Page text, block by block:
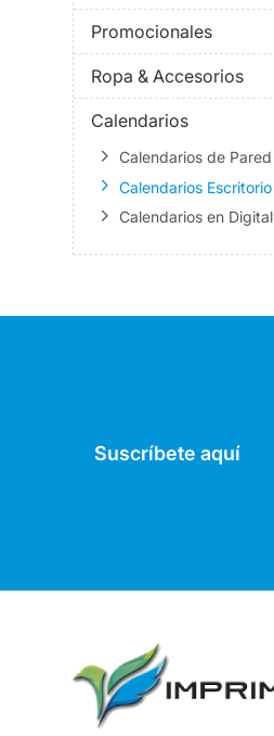
Promocionales
Ropa & Accesorios
Calendarios
Calendarios de Pared
Calendarios Escritorio
Calendarios en Digital
Suscríbete aquí